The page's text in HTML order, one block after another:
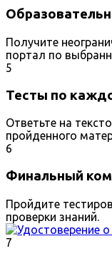
Получите
портал по
5
Тесты по
Ответьте на
пройденного
6
Финальный
Пройдите
проверки знаний.
7